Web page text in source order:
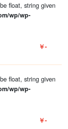
float, string given
wp/wp-
￥-
float, string given
wp/wp-
￥-